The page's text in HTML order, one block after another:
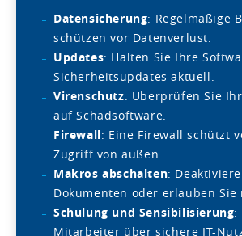
Datensicherung: Regelmäßige
schützen vor Datenverlust.
Updates: Halten Sie Ihre
Sicherheitsupdates aktuell.
Virenschutz: Überprüfen Sie
auf Schadsoftware.
Firewall: Eine Firewall schützt
Zugriff von außen.
Makros abschalten:
Dokumenten oder erlauben Sie
Schulung und Sensibilisierung:
Mitarbeiter über sichere IT-